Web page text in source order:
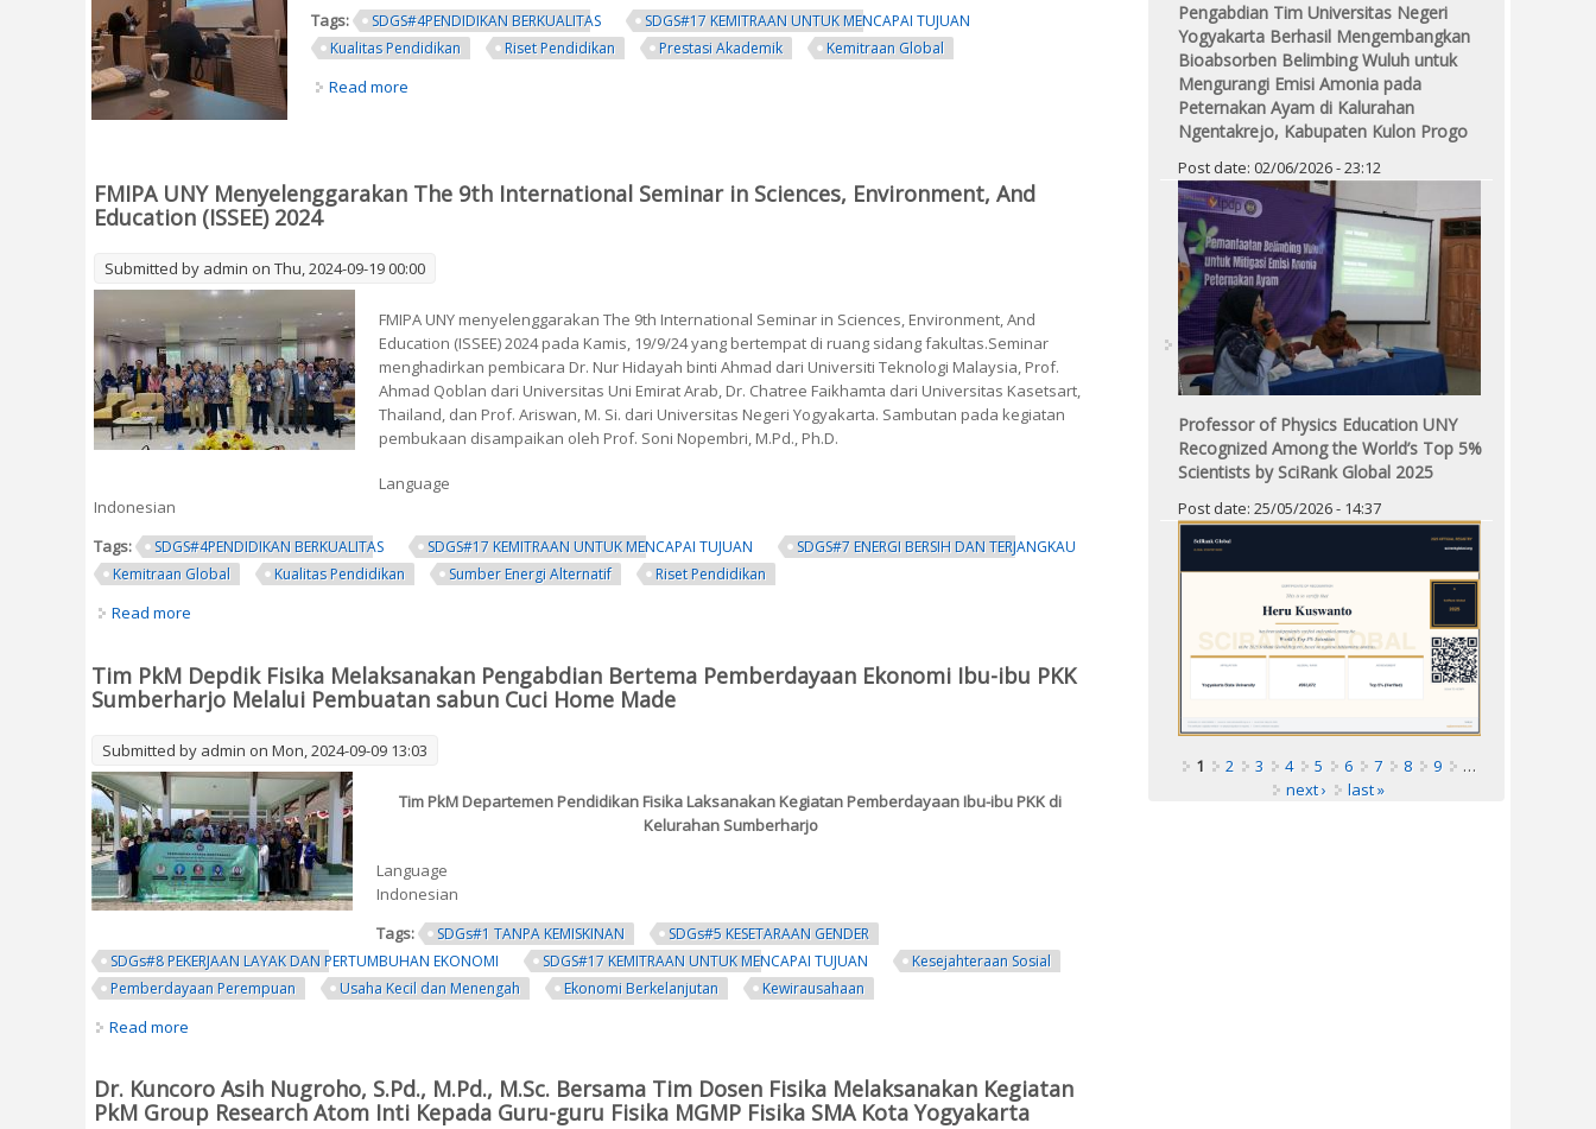
Tags:
SDGS#4PENDIDIKAN BERKUALITAS
SDGS#17 KEMITRAAN UNTUK MENCAPAI TUJUAN
Kualitas Pendidikan
Riset Pendidikan Prestasi Akademik Kemitraan Global
Read more about Dr. Mona Sari Tampil Dalam Acara International Conference For Innovation in Biomedical Engineering and Life Sciences (ICIBEL) 2024
FMIPA UNY Menyelenggarakan The 9th International Seminar in Sciences, Environment, And
Education (ISSEE) 2024
Submitted by admin on Thu, 2024-09-19 00:00
FMIPA UNY menyelenggarakan The 9th International Seminar in Sciences, Environment, And
Education (ISSEE) 2024 pada Kamis, 19/9/24 yang bertempat di ruang sidang fakultas.Seminar
menghadirkan pembicara Dr. Nur Hidayah binti Ahmad dari Universiti Teknologi Malaysia, Prof.
Ahmad Qoblan dari Universitas Uni Emirat Arab, Dr. Chatree Faikhamta dari Universitas Kasetsart,
Thailand, dan Prof. Ariswan, M. Si. dari Universitas Negeri Yogyakarta. Sambutan pada kegiatan
pembukaan disampaikan oleh Prof. Soni Nopembri, M.Pd., Ph.D.
Language
Indonesian
Tags:
SDGS#4PENDIDIKAN BERKUALITAS SDGS#17 KEMITRAAN UNTUK MENCAPAI TUJUAN
SDGS#7 ENERGI BERSIH DAN TERJANGKAU
Kemitraan Global
Kualitas Pendidikan Sumber Energi Alternatif Riset Pendidikan
Read more
Tim PkM Depdik Fisika Melaksanakan Pengabdian Bertema Pemberdayaan Ekonomi Ibu-ibu PKK
Sumberharjo Melalui Pembuatan sabun Cuci Home Made
Submitted by admin on Mon, 2024-09-09 13:03
Tim PkM Departemen Pendidikan Fisika Laksanakan Kegiatan Pemberdayaan Ibu-ibu PKK di
Kelurahan Sumberharjo
Language
Indonesian
Tags:
SDGs#1 TANPA KEMISKINAN
SDGs#5 KESETARAAN GENDER
SDGs#8 PEKERJAAN LAYAK DAN PERTUMBUHAN EKONOMI
SDGS#17 KEMITRAAN UNTUK MENCAPAI TUJUAN
Kesejahteraan Sosial
Pemberdayaan Perempuan
Usaha Kecil dan Menengah Ekonomi Berkelanjutan Kewirausahaan
Read more
Dr. Kuncoro Asih Nugroho, S.Pd., M.Pd., M.Sc. Bersama Tim Dosen Fisika Melaksanakan Kegiatan
PkM Group Research Atom Inti Kepada Guru-guru Fisika MGMP Fisika SMA Kota Yogyakarta
Pengabdian Tim Universitas Negeri
Yogyakarta Berhasil Mengembangkan
Bioabsorben Belimbing Wuluh untuk
Mengurangi Emisi Amonia pada
Peternakan Ayam di Kalurahan
Ngentakrejo, Kabupaten Kulon Progo
Post date: 02/06/2026 - 23:12
Professor of Physics Education UNY
Recognized Among the World’s Top 5%
Scientists by SciRank Global 2025
Post date: 25/05/2026 - 14:37
Pages
1 2 3 4 5 6 7 8 9
…
next ›
last »